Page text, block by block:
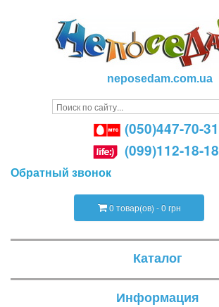
neposedam.com.ua
(050)447-70-31
(099)112-18-18
Обратный звонок
0 товар(ов) - 0 грн
Каталог
Информация